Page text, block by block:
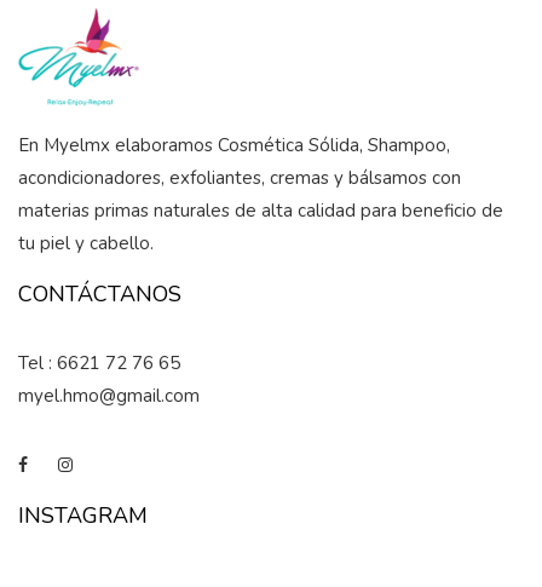
En Myelmx elaboramos Cosmética Sólida, Shampoo,
acondicionadores, exfoliantes, cremas y bálsamos con
materias primas naturales de alta calidad para beneficio de
tu piel y cabello.
CONTÁCTANOS
Tel : 6621 72 76 65
myel.hmo@gmail.com
INSTAGRAM